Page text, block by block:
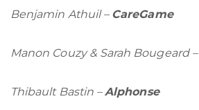
Benjamin Athuil – CareGame
Manon Couzy & Sarah Bougeard –
Thibault Bastin –Alphonse